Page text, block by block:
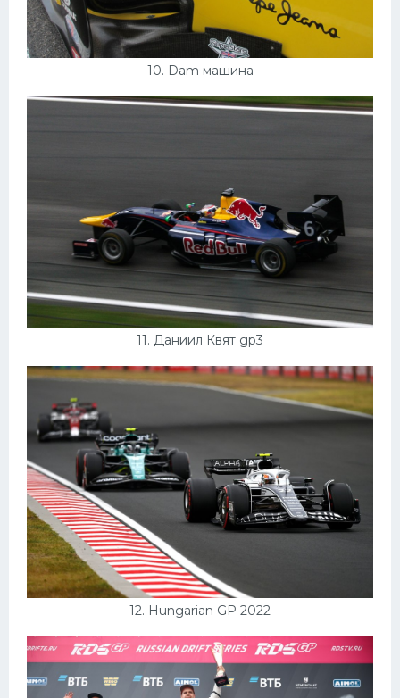
10. Dam машина
11. Даниил Квят gp3
12. Hungarian GP 2022